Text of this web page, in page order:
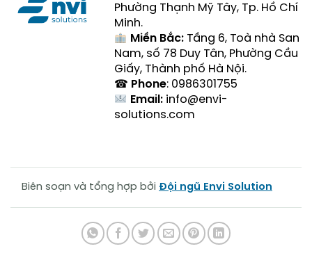
Phường Thạnh Mỹ Tây, Tp. Hồ Chí
Minh.
Miền Bắc:Tầng 6, Toà nhà San
Nam, số 78 Duy Tân, Phường Cầu
Giấy, Thành phố Hà Nội.
☎ Phone: 0986301755
Email:info@envi-
solutions.com
Biên soạn và tổng hợp bởi Đội ngũ Envi Solution